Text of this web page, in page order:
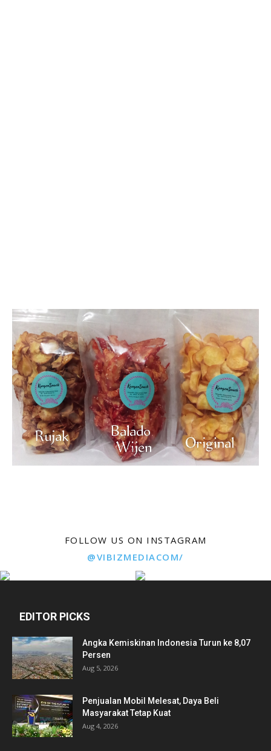
FOLLOW US ON INSTAGRAM
@VIBIZMEDIACOM/
EDITOR PICKS
Angka Kemiskinan Indonesia Turun ke 8,07
Persen
Aug 5, 2026
Penjualan Mobil Melesat, Daya Beli
Masyarakat Tetap Kuat
Aug 4, 2026